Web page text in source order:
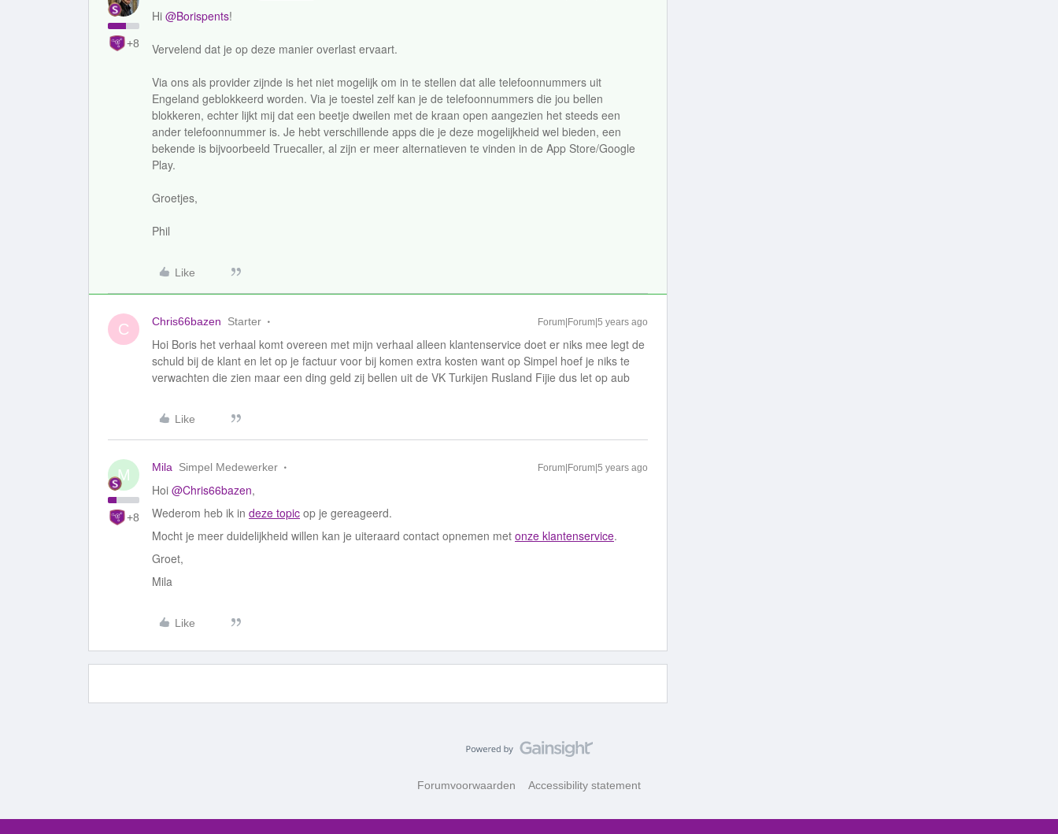
+8
Hi @Borispents!
Vervelend dat je op deze manier overlast ervaart.
Via ons als provider zijnde is het niet mogelijk om in te stellen dat alle telefoonnummers uit
Engeland geblokkeerd worden. Via je toestel zelf kan je de telefoonnummers die jou bellen
blokkeren, echter lijkt mij dat een beetje dweilen met de kraan open aangezien het steeds een
ander telefoonnummer is. Je hebt verschillende apps die je deze mogelijkheid wel bieden, een
bekende is bijvoorbeeld Truecaller, al zijn er meer alternatieven te vinden in de App Store/Google
Play.
Groetjes,
Phil
Like
C Chris66bazen Starter Forum|Forum|5 years ago
Hoi Boris het verhaal komt overeen met mijn verhaal alleen klantenservice doet er niks mee legt de
schuld bij de klant en let op je factuur voor bij komen extra kosten want op Simpel hoef je niks te
verwachten die zien maar een ding geld zij bellen uit de VK Turkijen Rusland Fijie dus let op aub
Like
M
+8
Mila Simpel Medewerker Forum|Forum|5 years ago
Hoi @Chris66bazen,
Wederom heb ik in deze topic op je gereageerd.
Mocht je meer duidelijkheid willen kan je uiteraard contact opnemen met onze klantenservice.
Groet,
Mila
Like
Forumvoorwaarden Accessibility statement